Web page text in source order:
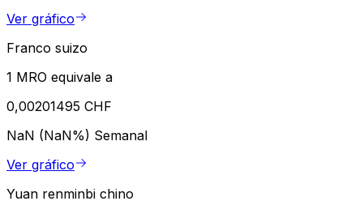
Ver gráfico
Franco suizo
1 MRO equivale a
0,00201495 CHF
NaN (NaN%) Semanal
Ver gráfico
Yuan renminbi chino